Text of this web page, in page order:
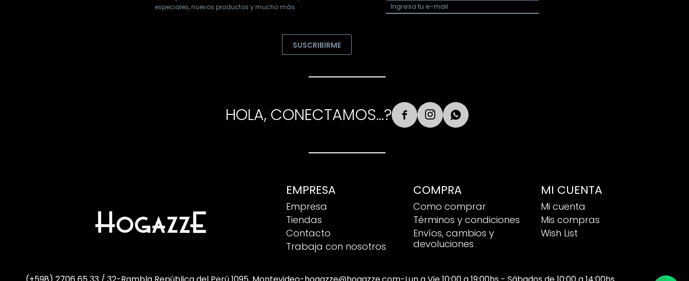
EMPRESA
Empresa
Tiendas
Contacto
Trabaja con nosotros
COMPRA
Como comprar
Términos y condiciones
Envíos, cambios y
devoluciones
MI CUENTA
Mi cuenta
Mis compras
Wish List
especiales, nuevos productos y mucho más.
SUSCRIBIRME
HOLA, CONECTAMOS...?   